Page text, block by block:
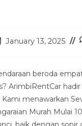
January 13, 2025
beroda
ArimbiRentCar
Kami menawarkan
Murah Mulai